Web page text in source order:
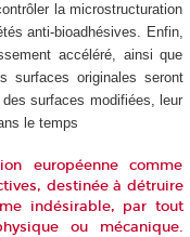
la microstructuration
anti-bioadhésives. Enfin,
accéléré, ainsi que
surfaces originales seront
surfaces modifiées, leur
le temps
européenne comme
destinée à détruire
indésirable, par tout
ou mécanique.